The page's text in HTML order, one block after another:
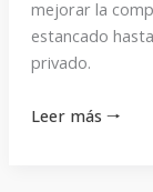
mejorar la
estancado
privado.
Leer más 🠒